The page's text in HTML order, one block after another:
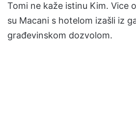
Tomi ne kaže istinu Kim. Vice
su Macani s hotelom izašli iz
građevinskom dozvolom.